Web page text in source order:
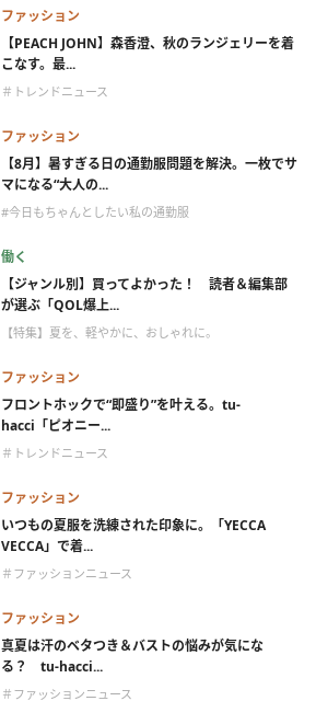
ファッション
【PEACH JOHN】森香澄、秋のランジェリーを着
こなす。最...
＃トレンドニュース
ファッション
【8月】暑すぎる日の通勤服問題を解決。一枚でサ
マになる“大人の...
#今日もちゃんとしたい私の通勤服
働く
【ジャンル別】買ってよかった！ 読者＆編集部
が選ぶ「QOL爆上...
【特集】夏を、軽やかに、おしゃれに。
ファッション
フロントホックで“即盛り”を叶える。tu-
hacci「ピオニー...
＃トレンドニュース
ファッション
いつもの夏服を洗練された印象に。「YECCA
VECCA」で着...
＃ファッションニュース
ファッション
真夏は汗のベタつき＆バストの悩みが気にな
る？ tu-hacci...
＃ファッションニュース